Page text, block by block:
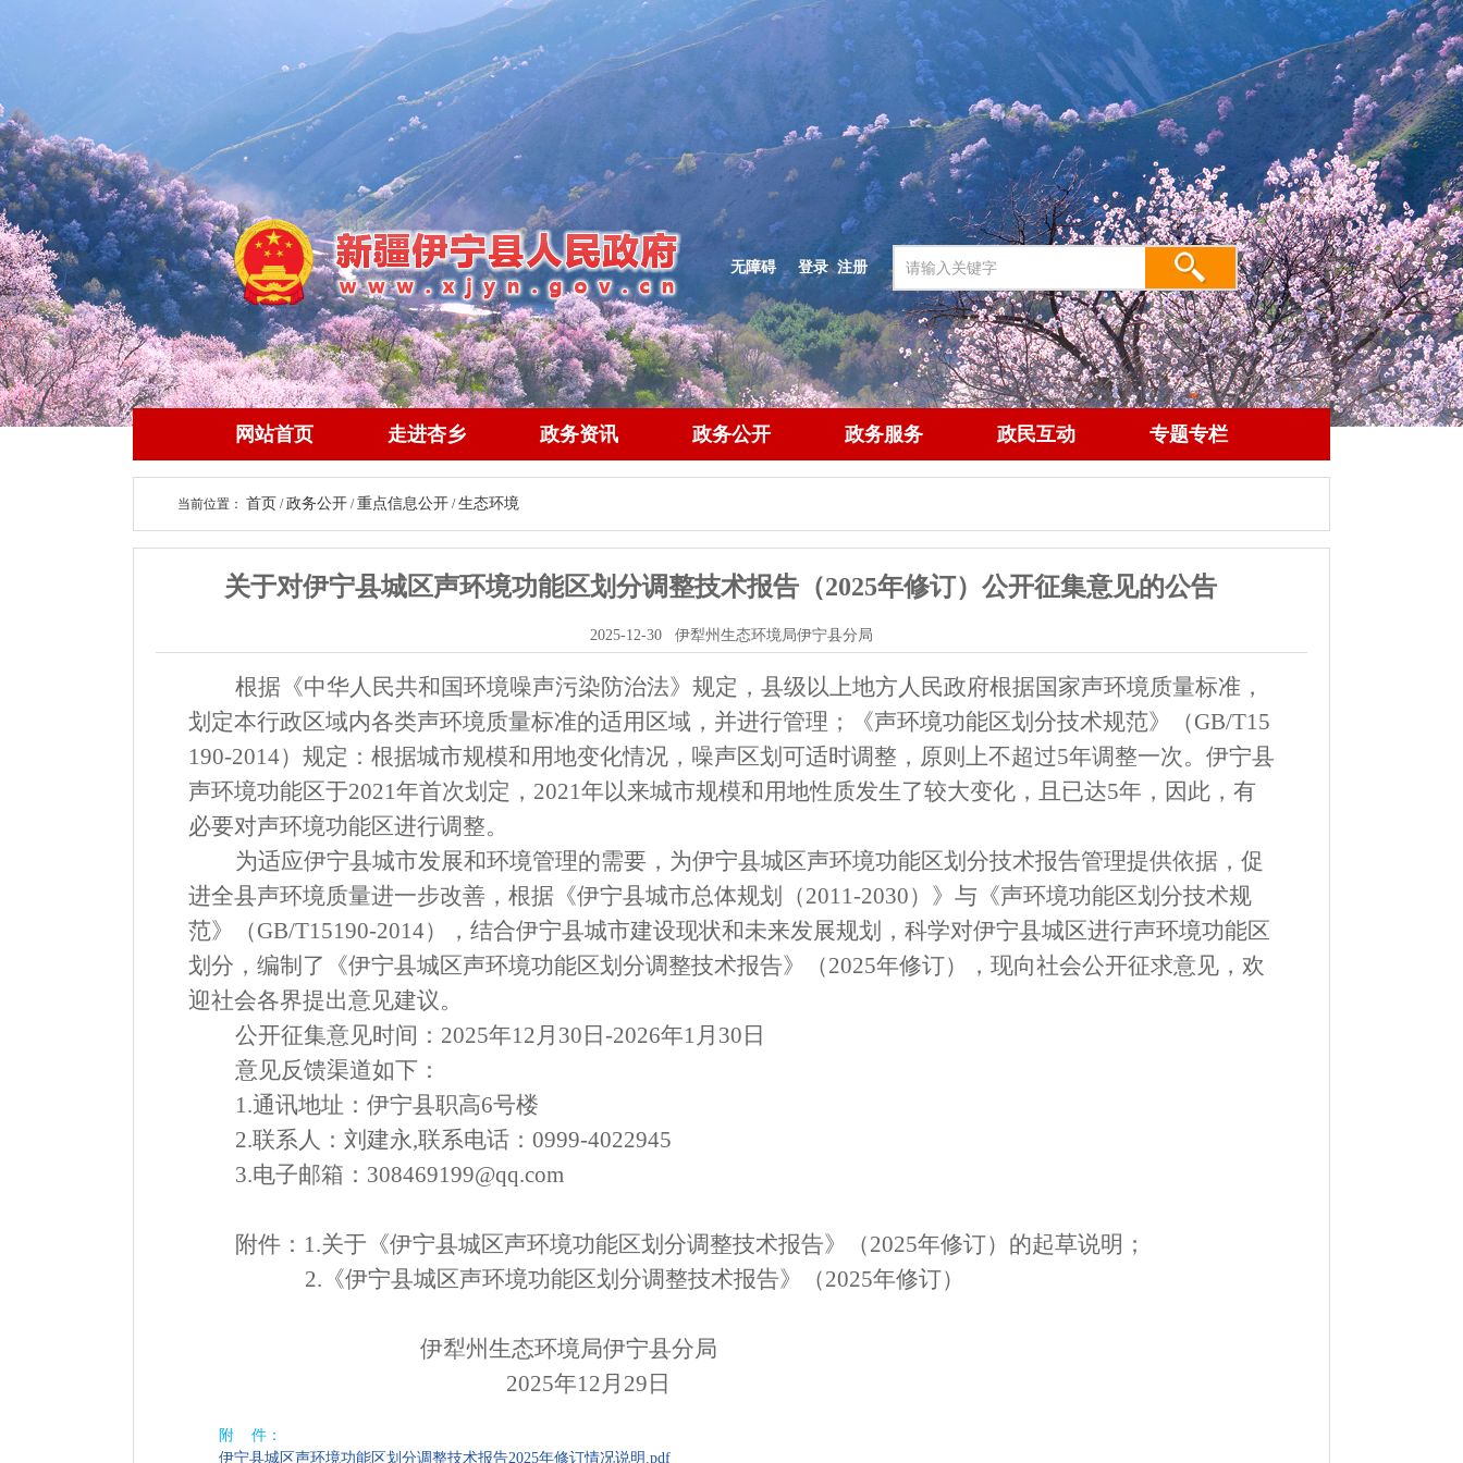
登录|注册
无障碍
网站首页 走进杏乡 政务资讯 政务公开 政务服务 政民互动 专题专栏
当前位置： 首页 /政务公开 /重点信息公开 /生态环境
关于对伊宁县城区声环境功能区划分调整技术报告（2025年修订）公开征集意见的公告
2025-12-30 伊犁州生态环境局伊宁县分局
根据 《中华人民共和国环境噪声污染防治法》规定，县级以上地方人民政府根据国家声环境质量标准，
划定本行政区域内各类声环境质量标准的适用区域，并进行管理；《声环境功能区划分技术规范》
（GB/T15
190-2014） 规定：根据城市规模和用地变化情况，噪声区划可适时调整，原则上不超过5年调整一次。伊宁县
声环境功能区于2021年首次划定， 2021年以来城市规模和用地性质发生了较大变化，且已达5年 ，因此，有
必要对声环境功能区进行调整。
为适应伊宁县城市发展和环境管理的需要，为伊宁县城区声环境功能区划分技术报告管理提供依据，促
进全县声环境质量进一步改善，根据《伊宁县城市总体规划 （2011-2030） 》与《声环境功能区划分技术规
范》
（GB/T15190-2014）
，结合伊宁县城市建设现状和未来发展规划，科学对伊宁县城区进行声环境功能区
划分，编制了《伊宁县城区声环境功能区划分调整技术报告》 （2025年修订） ， 现向社会公开征求意见，欢
迎社会各界提出意见建议。
公开征集意见时间 ： 2025年12月 30 日 -2026年1 月 30 日
意见反馈渠道如下 ：
1.通讯地址 ： 伊宁县职高6号楼
2.联系人 ： 刘建永,联系电话： 0999-4022945
3.电子邮箱 ： 308469199@qq.com
附件： 1.关于《伊宁县城区声环境功能区划分调整技术报告》 （2025年修订） 的起草说明 ；
2. 《伊宁县城区声环境功能区划分调整技术报告》（2025年修订）
伊犁州生态环境局伊宁县分局
2025年12月 29 日
附 件：
伊宁县城区声环境功能区划分调整技术报告2025年修订情况说明.pdf